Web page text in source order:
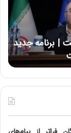
| برنامه جدید
ر
ط